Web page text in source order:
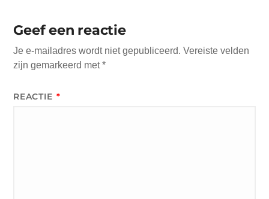
Geef een reactie
Je e-mailadres wordt niet gepubliceerd. Vereiste velden
zijn gemarkeerd met*
REACTIE *